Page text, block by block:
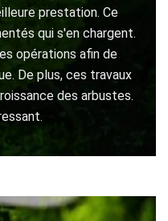
prestation. Ce
qui s'en chargent.
opérations afin de
De plus, ces travaux
des arbustes.